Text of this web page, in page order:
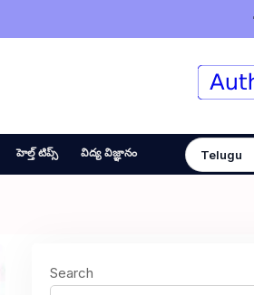
హెల్త్ టిప్స్ విద్య విజ్ఞానం
Search